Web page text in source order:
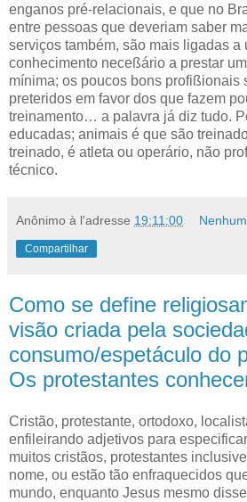
enganos pré-relacionais, e que no
entre pessoas que deveriam saber
serviços também, são mais ligadas a
conhecimento neceßário a prestar
mínima; os poucos bons profißionais
preteridos em favor dos que fazem
treinamento… a palavra já diz tudo.
educadas; animais é que são
treinado, é atleta ou operário, não
técnico.
Anônimo à l'adresse 19:11:00
Compartilhar
Como se define
visão criada pela
consumo/espetáculo do
Os protestantes
Cristão, protestante, ortodoxo,
enfileirando adjetivos para
muitos cristãos, protestantes
nome, ou estão tão enfraquecidos
mundo, enquanto Jesus mesmo